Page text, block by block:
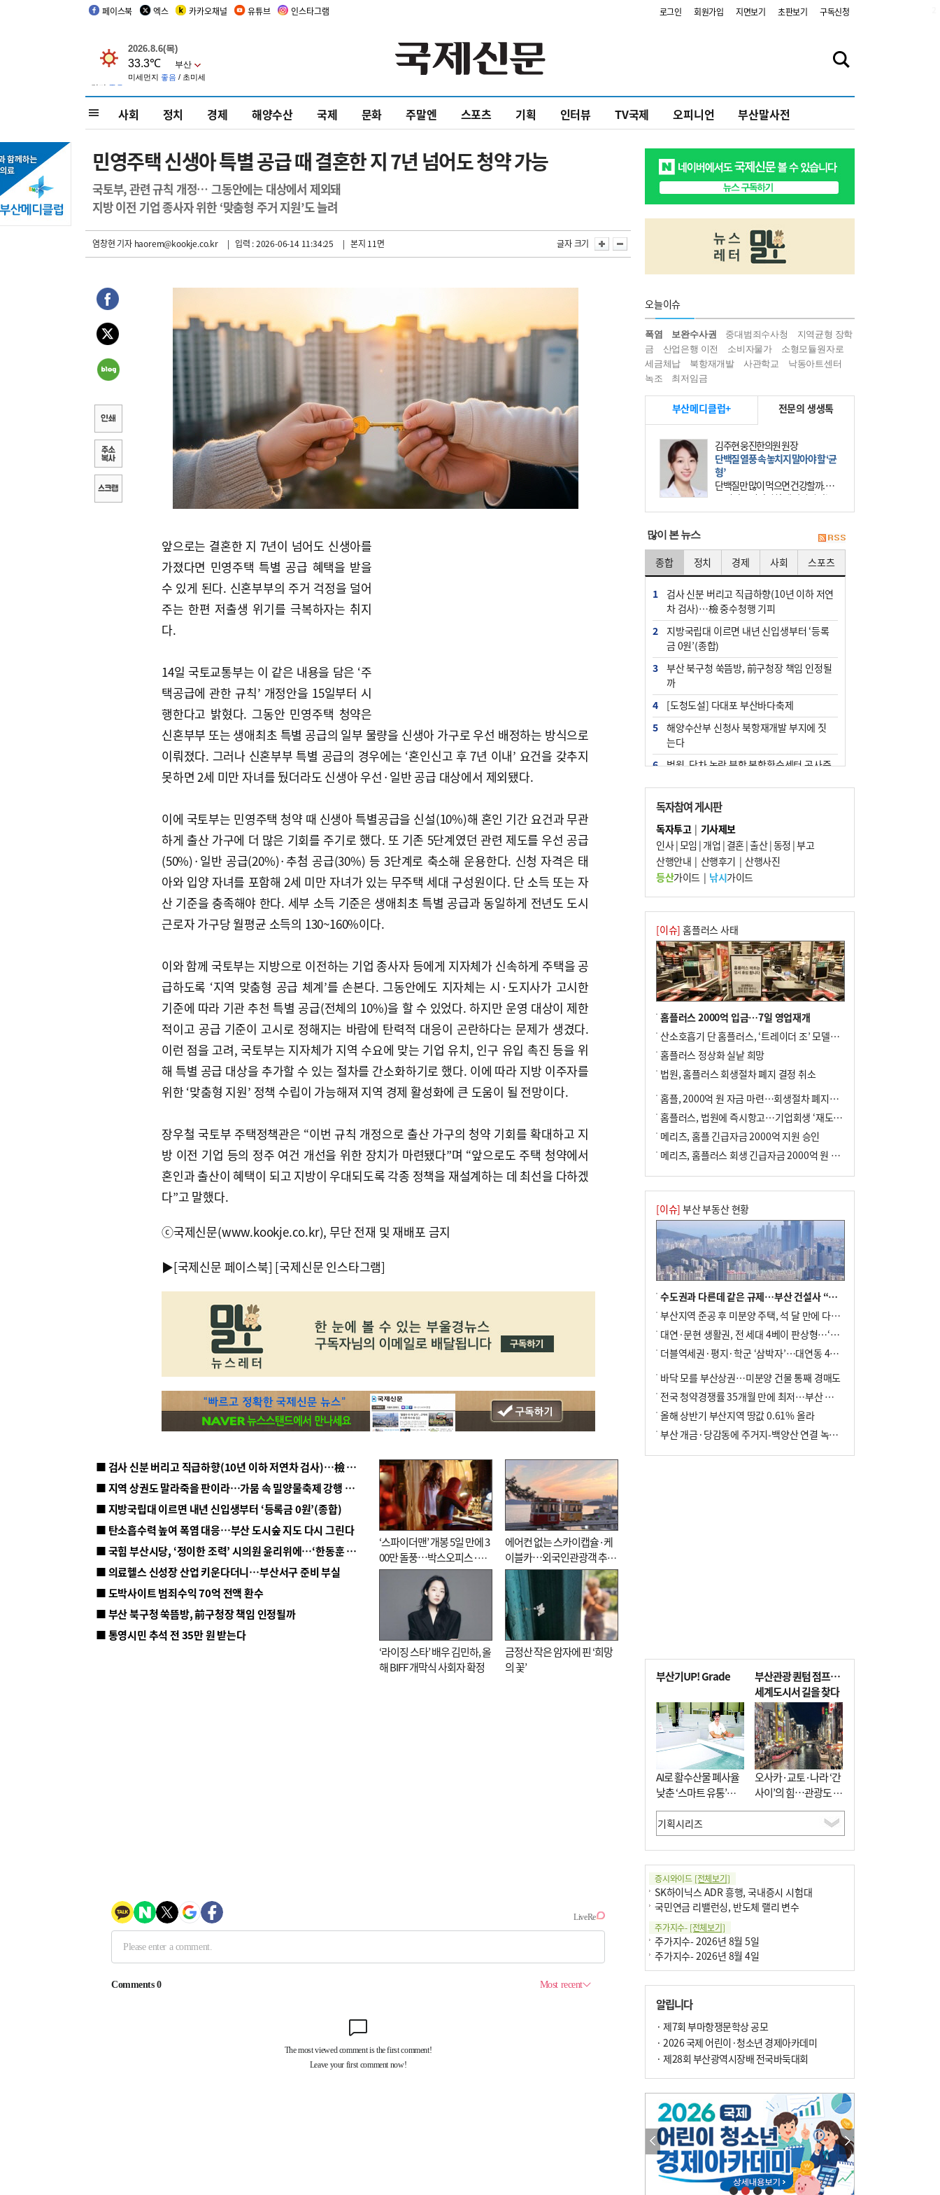
페이스북 엑스 카카오채널 유튜브 인스타그램 로그인 회원가입 지면보기 초판보기 구독신청
사회 정치 경제 해양수산 국제 문화 주말엔 스포츠 기획 인터뷰 TV국제 오피니언 부산말사전
민영주택 신생아 특별 공급 때 결혼한 지 7년 넘어도 청약 가능
국토부, 관련 규칙 개정… 그동안에는 대상에서 제외돼
지방 이전 기업 종사자 위한 ‘맞춤형 주거 지원’도 늘려
염창현 기자haorem@kookje.co.kr | 입력 : 2026-06-14 11:34:25 | 본지 11면 글자 크기
앞으로는 결혼한 지 7년이 넘어도 신생아를
가졌다면 민영주택 특별 공급 혜택을 받을
수 있게 된다. 신혼부부의 주거 걱정을 덜어
주는 한편 저출생 위기를 극복하자는 취지
다.
14일 국토교통부는 이 같은 내용을 담은 ‘주
택공급에 관한 규칙’ 개정안을 15일부터 시
행한다고 밝혔다. 그동안 민영주택 청약은
신혼부부 또는 생애최초 특별 공급의 일부 물량을 신생아 가구로 우선 배정하는 방식으로
이뤄졌다. 그러나 신혼부부 특별 공급의 경우에는 ‘혼인신고 후 7년 이내’ 요건을 갖추지
못하면 2세 미만 자녀를 뒀더라도 신생아 우선·일반 공급 대상에서 제외됐다.
이에 국토부는 민영주택 청약 때 신생아 특별공급을 신설(10%)해 혼인 기간 요건과 무관
하게 출산 가구에 더 많은 기회를 주기로 했다. 또 기존 5단계였던 관련 제도를 우선 공급
(50%)·일반 공급(20%)·추첨 공급(30%) 등 3단계로 축소해 운용한다. 신청 자격은 태
아와 입양 자녀를 포함해 2세 미만 자녀가 있는 무주택 세대 구성원이다. 단 소득 또는 자
산 기준을 충족해야 한다. 세부 소득 기준은 생애최초 특별 공급과 동일하게 전년도 도시
근로자 가구당 월평균 소득의 130~160%이다.
이와 함께 국토부는 지방으로 이전하는 기업 종사자 등에게 지자체가 신속하게 주택을 공
급하도록 ‘지역 맞춤형 공급 체계’를 손본다. 그동안에도 지자체는 시·도지사가 고시한
기준에 따라 기관 추천 특별 공급(전체의 10%)을 할 수 있었다. 하지만 운영 대상이 제한
적이고 공급 기준이 고시로 정해지는 바람에 탄력적 대응이 곤란하다는 문제가 생겼다.
이런 점을 고려, 국토부는 지자체가 지역 수요에 맞는 기업 유치, 인구 유입 촉진 등을 위
해 특별 공급 대상을 추가할 수 있는 절차를 간소화하기로 했다. 이에 따라 지방 이주자를
위한 ‘맞춤형 지원’ 정책 수립이 가능해져 지역 경제 활성화에 큰 도움이 될 전망이다.
장우철 국토부 주택정책관은 “이번 규칙 개정으로 출산 가구의 청약 기회를 확대하고 지
방 이전 기업 등의 정주 여건 개선을 위한 장치가 마련됐다”며 “앞으로도 주택 청약에서
혼인과 출산이 혜택이 되고 지방이 우대되도록 각종 정책을 재설계하는 데 최선을 다하겠
다”고 말했다.
ⓒ국제신문(www.kookje.co.kr), 무단 전재 및 재배포 금지
▶[국제신문 페이스북] [국제신문 인스타그램]
■ 검사 신분 버리고 직급하향(10년 이하 저연차 검사)…檢 중수청행 기피
■ 지역 상권도 말라죽을 판이라…가뭄 속 밀양물축제 강행 논란
■ 지방국립대 이르면 내년 신입생부터 ‘등록금 0원’(종합)
■ 탄소흡수력 높여 폭염 대응…부산 도시숲 지도 다시 그린다
■ 국힘 부산시당, ‘정이한 조력’ 시의원 윤리위에…‘한동훈 지지’도 신고접수
■ 의료헬스 신성장 산업 키운다더니…부산서구 준비 부실
■ 도박사이트 범죄수익 70억 전액 환수
■ 부산 북구청 쑥뜸방, 前구청장 책임 인정될까
■ 통영시민 추석 전 35만 원 받는다
‘스파이더맨’ 개봉 5일 만에 3
00만 돌풍…박스오피스·예
매율 동시 1위
에어컨 없는 스카이캡슐·케
이블카…외국인관광객 추억
대신 고역 될라
‘라이징 스타’ 배우 김민하, 올
해 BIFF 개막식 사회자 확정
금정산 작은 암자에 핀 ‘희망
의 꽃’
오늘이슈
폭염 보완수사권 중대범죄수사청
지역균형 장학
금
산업은행 이전 소비자물가
소형모듈원자로
세금체납
북항재개발 사관학교
낙동아트센터
녹조
최저임금
부산메디클럽+ 전문의 생생톡
김주현 웅진한의원 원장
단백질 열풍 속 놓치지 말아야 할 ‘균
형’
단백질만 많이 먹으면 건강할까. 요
즘 건강을 이야기할 때 빠지지 않는
키워드가 단백질이다. 헬스장을 다니
많이 본 뉴스
종합 정치 경제 사회 스포츠
1
검사 신분 버리고 직급하향(10년 이하 저연
차 검사)…檢 중수청행 기피
2
지방국립대 이르면 내년 신입생부터 ‘등록
금 0원’(종합)
3
부산 북구청 쑥뜸방, 前구청장 책임 인정될
까
4
[도청도설] 다대포 부산바다축제
5
해양수산부 신청사 북항재개발 부지에 짓
는다
6
법원, 단차 논란 북항 복합환승센터 공사중
7
지역 상권도 말라죽을 판이라…가뭄 속 밀
양물축제 강행 논란
8
통영시민 추석 전 35만 원 받는다
9
부산 철강공장 50대 노동자 추락사
10 국힘 부산시당, ‘정이한 조력’ 시의원 윤리
위에…‘한동훈 지지’도 신고접수
독자참여 게시판
독자투고| 기사제보
인사|모임 | 개업 | 결혼|출산|동정 |부고
산행안내 | 산행후기 | 산행사진
등산가이드| 낚시가이드
[이슈] 홈플러스 사태
홈플러스 2000억 입금…7일 영업재개
산소호흡기 단 홈플러스, ‘트레이더 조’ 모델로 살아날까
홈플러스 정상화 실낱 희망
법원, 홈플러스 회생절차 폐지 결정 취소
홈플, 2000억 원 자금 마련…회생절차 폐지에 즉시항고(종합)
홈플러스, 법원에 즉시항고…기업회생 ‘재도전’
메리츠, 홈플 긴급자금 2000억 지원 승인
메리츠, 홈플러스 회생 긴급자금 2000억 원 지원 승인
[이슈] 부산 부동산 현황
수도권과 다른데 같은 규제…부산 건설사 “쓰러지기 직전”
부산지역 준공 후 미분양 주택, 석 달 만에 다시 3000가구 넘어서
대연·문현 생활권, 전 세대 4베이 판상형…‘더샵 트리센트’ 내달 분양
더블역세권·평지·학군 ‘삼박자’…대연동 42층 브랜드 단지
바닥 모를 부산상권…미분양 건물 통째 경매도
전국 청약경쟁률 35개월 만에 최저…부산 미분양 ‘적체’ 심화
올해 상반기 부산지역 땅값 0.61% 올라
부산 개금·당감동에 주거지-백양산 연결 녹지 조성
부산기UP! Grade
AI로 활수산물 폐사율
낮춘 ‘스마트 유통’…
사막·산악지대 수출
도전
부산관광 퀀텀 점프…
세계도시서 길을 찾다
오사카·교토·나라 ‘간
사이’의 힘…관광도 뭉
쳐야 흥한다
증시와이드 [전체보기]
SK하이닉스 ADR 흥행, 국내증시 시험대
국민연금 리밸런싱, 반도체 랠리 변수
주가지수- [전체보기]
주가지수- 2026년 8월 5일
주가지수- 2026년 8월 4일
알립니다
· 제7회 부마항쟁문학상 공모
· 2026 국제 어린이·청소년 경제아카데미
· 제28회 부산광역시장배 전국바둑대회